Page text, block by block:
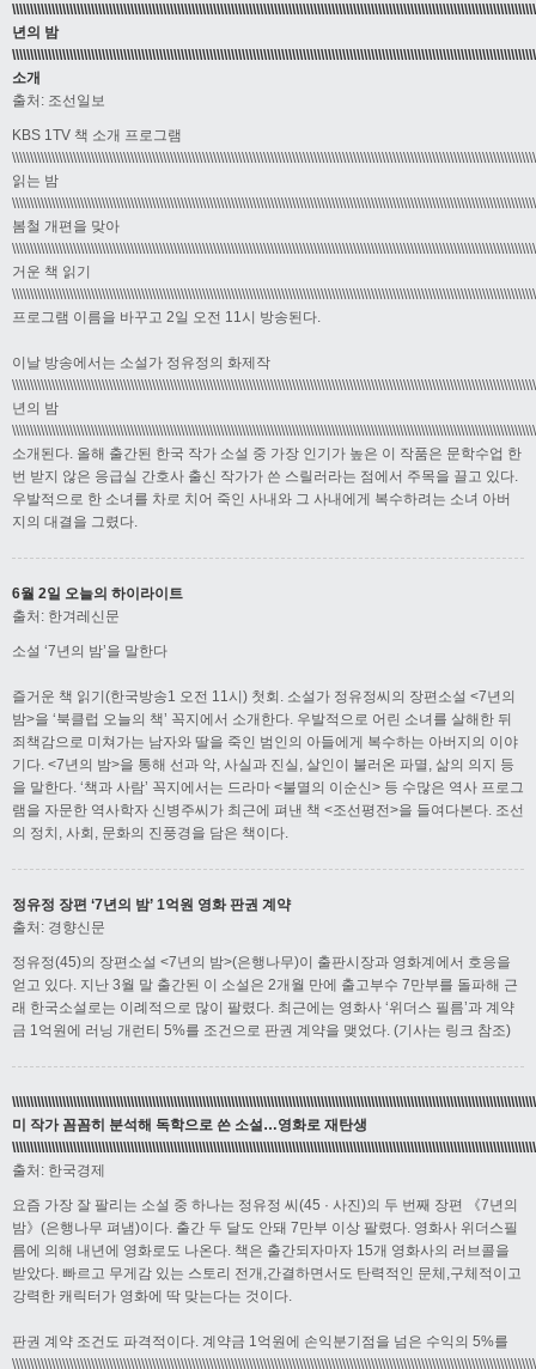
년의 밤
소개
출처: 조선일보
KBS 1TV 책 소개 프로그램
읽는 밤
봄철 개편을 맞아
거운 책 읽기
프로그램 이름을 바꾸고 2일 오전 11시 방송된다.
이날 방송에서는 소설가 정유정의 화제작
년의 밤
소개된다. 올해 출간된 한국 작가 소설 중 가장 인기가 높은 이 작품은 문학수업 한
번 받지 않은 응급실 간호사 출신 작가가 쓴 스릴러라는 점에서 주목을 끌고 있다.
우발적으로 한 소녀를 차로 치어 죽인 사내와 그 사내에게 복수하려는 소녀 아버
지의 대결을 그렸다.
6월 2일 오늘의 하이라이트
출처: 한겨레신문
소설 ‘7년의 밤’을 말한다
즐거운 책 읽기(한국방송1 오전 11시) 첫회. 소설가 정유정씨의 장편소설 <7년의
밤>을 ‘북클럽 오늘의 책’ 꼭지에서 소개한다. 우발적으로 어린 소녀를 살해한 뒤
죄책감으로 미쳐가는 남자와 딸을 죽인 범인의 아들에게 복수하는 아버지의 이야
기다. <7년의 밤>을 통해 선과 악, 사실과 진실, 살인이 불러온 파멸, 삶의 의지 등
을 말한다. ‘책과 사람’ 꼭지에서는 드라마 <불멸의 이순신> 등 수많은 역사 프로그
램을 자문한 역사학자 신병주씨가 최근에 펴낸 책 <조선평전>을 들여다본다. 조선
의 정치, 사회, 문화의 진풍경을 담은 책이다.
정유정 장편 ‘7년의 밤’ 1억원 영화 판권 계약
출처: 경향신문
정유정(45)의 장편소설 <7년의 밤>(은행나무)이 출판시장과 영화계에서 호응을
얻고 있다. 지난 3월 말 출간된 이 소설은 2개월 만에 출고부수 7만부를 돌파해 근
래 한국소설로는 이례적으로 많이 팔렸다. 최근에는 영화사 ‘위더스 필름’과 계약
금 1억원에 러닝 개런티 5%를 조건으로 판권 계약을 맺었다. (기사는 링크 참조)
미 작가 꼼꼼히 분석해 독학으로 쓴 소설…영화로 재탄생
출처: 한국경제
요즘 가장 잘 팔리는 소설 중 하나는 정유정 씨(45 · 사진)의 두 번째 장편 《7년의
밤》(은행나무 펴냄)이다. 출간 두 달도 안돼 7만부 이상 팔렸다. 영화사 위더스필
름에 의해 내년에 영화로도 나온다. 책은 출간되자마자 15개 영화사의 러브콜을
받았다. 빠르고 무게감 있는 스토리 전개,간결하면서도 탄력적인 문체,구체적이고
강력한 캐릭터가 영화에 딱 맞는다는 것이다.
판권 계약 조건도 파격적이다. 계약금 1억원에 손익분기점을 넘은 수익의 5%를